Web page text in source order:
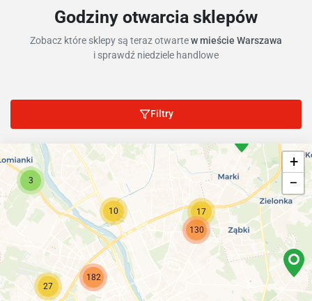
Godziny otwarcia sklepów
Zobacz które sklepy są teraz otwartew mieście Warszawa
i sprawdź niedziele handlowe
Filtry
182
130
17
27
10
3
+
−